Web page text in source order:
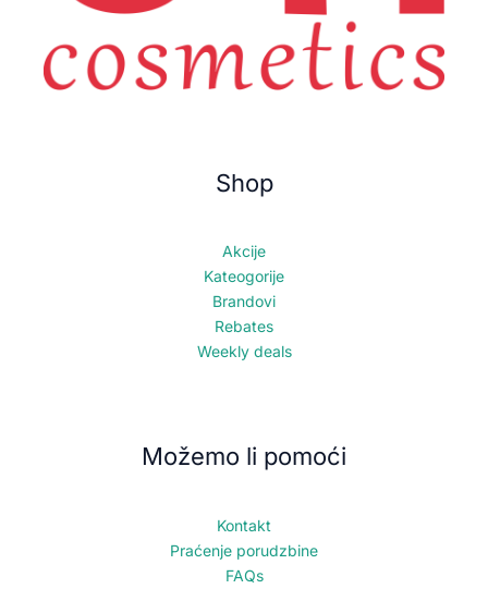
Shop
Akcije
Kateogorije
Brandovi
Rebates
Weekly deals
Možemo li pomoći
Kontakt
Praćenje porudzbine
FAQs